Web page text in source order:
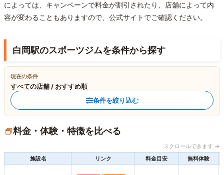
によっては、キャンペーンで料金が割引されたり、店舗によって内
容が変わることもありますので、公式サイトでご確認ください。
白岡駅のスポーツジムを条件から探す
現在の条件
すべての店舗 / おすすめ順
条件を絞り込む
料金・体験・特徴を比べる
スクロールできます →
施設名
リンク 料金目安 無料体験